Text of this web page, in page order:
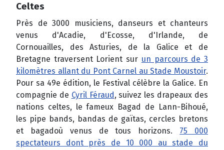
Celtes
Près de 3000 musiciens, danseurs et chanteurs
venus d'Acadie, d'Ecosse, d'Irlande, de
Cornouailles, des Asturies, de la Galice et de
Bretagne traversent Lorient sur un parcours de 3
kilomètres allant du Pont Carnel au Stade Moustoir.
Pour sa 49e édition, le Festival célèbre la Galice. En
compagnie de Cyril Féraud, suivez les drapeaux des
nations celtes, le fameux Bagad de Lann-Bihoué,
les pipe bands, bandas de gaïtas, cercles bretons
et bagadoù venus de tous horizons. 75 000
spectateurs dont près de 10 000 au stade du